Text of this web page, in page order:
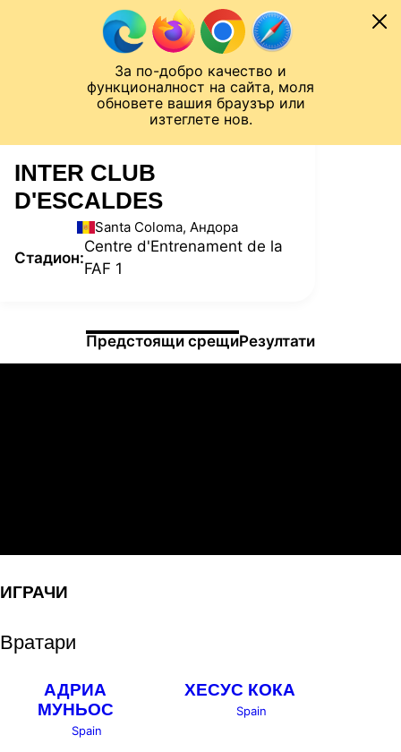
За по-добро качество и
функционалност на сайта, моля
обновете вашия браузър или
изтеглете нов.
Към съдържанието
Лига на Конференциите
СТАТИСТИКИ
INTER CLUB
D'ESCALDES
Santa Coloma, Андора
Стадион:
Centre d'Entrenament de la
FAF 1
Информация за мачаПредстоящи срещиРезултати
ИГРАЧИ
Вратари
АДРИА
МУНЬОС
Spain
ХЕСУС КОКА
Spain